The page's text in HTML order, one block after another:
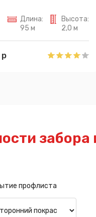
Длина:
95 м
Высота:
2,0 м
профлиста